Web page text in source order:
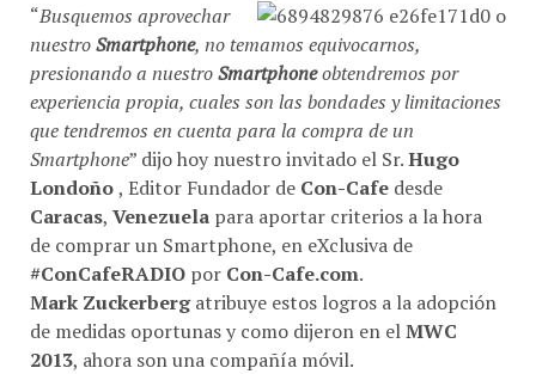
“Busquemos aprovechar
nuestroSmartphone, no temamos equivocarnos,
presionando a nuestroSmartphoneobtendremos por
experiencia propia, cuales son las bondades y limitaciones
que tendremos en cuenta para la compra de un
Smartphone” dijo hoy nuestro invitado el Sr.Hugo
Londoño, Editor Fundador de Con-Cafe desde
Caracas, Venezuela para aportar criterios a la hora
de comprar un Smartphone, en eXclusiva de
#ConCafeRADIO por Con-Cafe.com.
Mark Zuckerbergatribuye estos logros a la adopción
de medidas oportunas y como dijeron en elMWC
2013, ahora son una compañía móvil.